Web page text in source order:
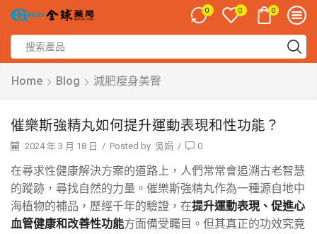
0 0 0
Home Blog 減肥瘦身美臀
催樂斯強精丸如何提升運動表現和性功能？
2024 年 3 月 18 日 / Posted by 吳娟 / 0
在尋求性健康解決方案的道路上，人們常常會追溯古老智慧
的蹤跡，尋找自然的力量。催樂斯強精丸作為一種源自地中
海植物的補品，歷經千年的驗證，在提升運動表現、促進心
血管健康和改善性功能方面備受矚目。但其真正的功效究竟